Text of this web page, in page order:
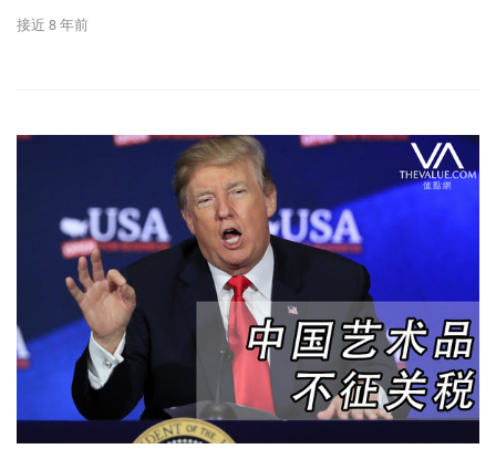
接近 8 年前